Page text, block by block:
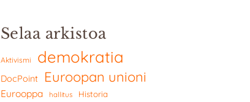
Selaa arkistoa
Aktivismi demokratia
DocPoint Euroopan unioni
Eurooppa hallitus Historia